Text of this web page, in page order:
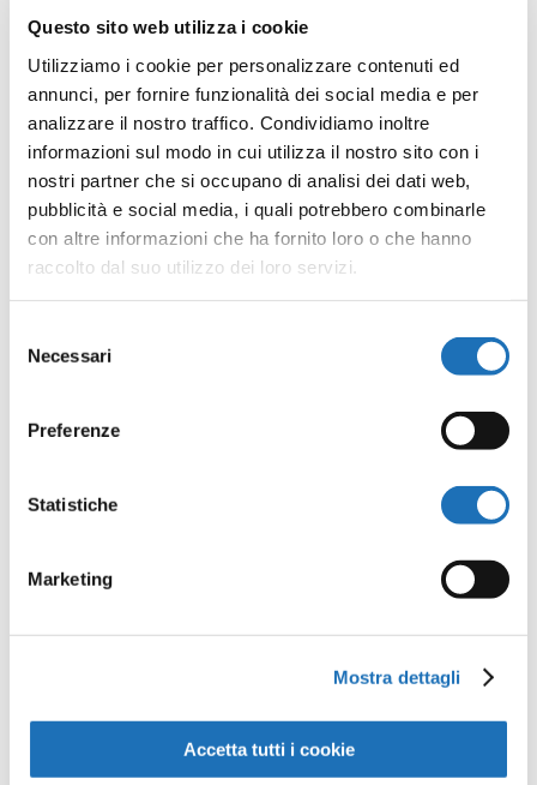
Questo sito web utilizza i cookie
Utilizziamo i cookie per personalizzare contenuti ed
annunci, per fornire funzionalità dei social media e per
analizzare il nostro traffico. Condividiamo inoltre
informazioni sul modo in cui utilizza il nostro sito con i
nostri partner che si occupano di analisi dei dati web,
pubblicità e social media, i quali potrebbero combinarle
con altre informazioni che ha fornito loro o che hanno
raccolto dal suo utilizzo dei loro servizi.
delNecessari
Preferenze
Statistiche
Marketing
Mostra dettagli
Accetta tutti i cookie
CATEGORIA
Attività per adulti
Giochi da tavolo
Invia commento
pubblicato.